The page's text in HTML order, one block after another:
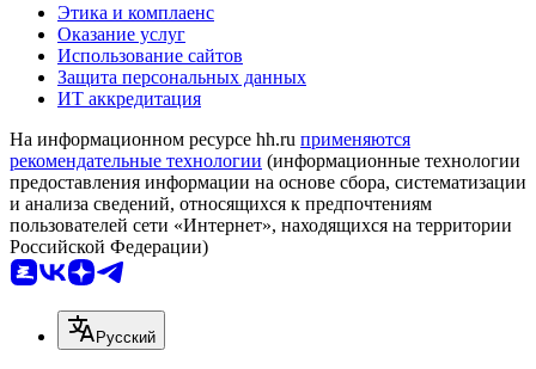
Этика и комплаенс
Оказание услуг
Использование сайтов
Защита персональных данных
ИТ аккредитация
На информационном ресурсе hh.ru применяются
рекомендательные технологии (информационные технологии
предоставления информации на основе сбора, систематизации
и анализа сведений, относящихся к предпочтениям
пользователей сети «Интернет», находящихся на территории
Российской Федерации)
Русский